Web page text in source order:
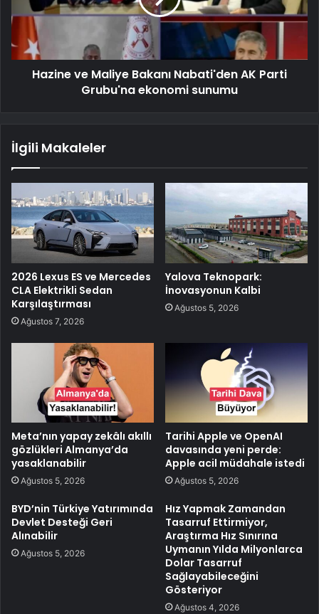
Hazine ve Maliye Bakanı Nabati'den AK Parti
Grubu'na ekonomi sunumu
İlgili Makaleler
2026 Lexus ES ve Mercedes
CLA Elektrikli Sedan
Karşılaştırması
Ağustos 7, 2026
Yalova Teknopark:
İnovasyonun Kalbi
Ağustos 5, 2026
Meta’nın yapay zekâlı akıllı
gözlükleri Almanya’da
yasaklanabilir
Ağustos 5, 2026
Tarihi Apple ve OpenAI
davasında yeni perde:
Apple acil müdahale istedi
Ağustos 5, 2026
BYD’nin Türkiye Yatırımında
Devlet Desteği Geri
Alınabilir
Ağustos 5, 2026
Hız Yapmak Zamandan
Tasarruf Ettirmiyor,
Araştırma Hız Sınırına
Uymanın Yılda Milyonlarca
Dolar Tasarruf
Sağlayabileceğini
Gösteriyor
Ağustos 4, 2026